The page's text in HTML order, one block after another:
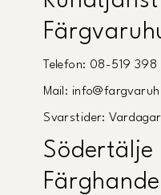
Telefon: 08-519 398
Mail:
Svarstider:
Södertälje
Färghandel